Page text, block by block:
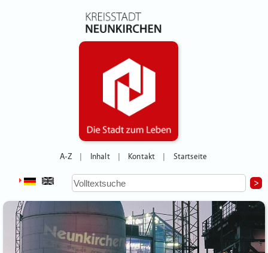
A-Z Inhalt Kontakt Startseite